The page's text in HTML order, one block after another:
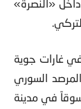
«النصرة»
في غارات جوية
السوري
في مدينة